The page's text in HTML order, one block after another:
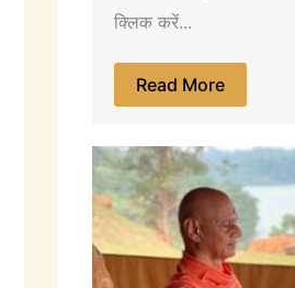
क्लिक करें...
Read More